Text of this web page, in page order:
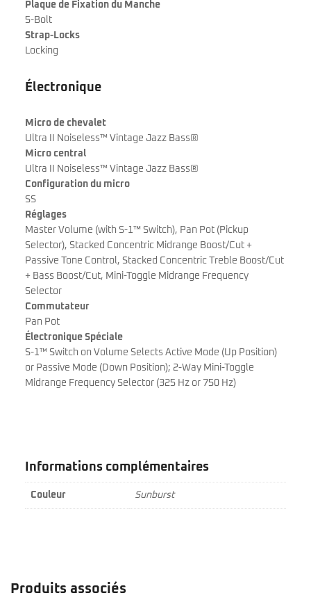
Plaque de Fixation du Manche
5-Bolt
Strap-Locks
Locking
Électronique
Micro de chevalet
Ultra II Noiseless™ Vintage Jazz Bass®
Micro central
Ultra II Noiseless™ Vintage Jazz Bass®
Configuration du micro
SS
Réglages
Master Volume (with S-1™ Switch), Pan Pot (Pickup
Selector), Stacked Concentric Midrange Boost/Cut +
Passive Tone Control, Stacked Concentric Treble Boost/Cut
+ Bass Boost/Cut, Mini-Toggle Midrange Frequency
Selector
Commutateur
Pan Pot
Électronique Spéciale
S-1™ Switch on Volume Selects Active Mode (Up Position)
or Passive Mode (Down Position); 2-Way Mini-Toggle
Midrange Frequency Selector (325 Hz or 750 Hz)
Informations complémentaires
Couleur Sunburst
Produits associés